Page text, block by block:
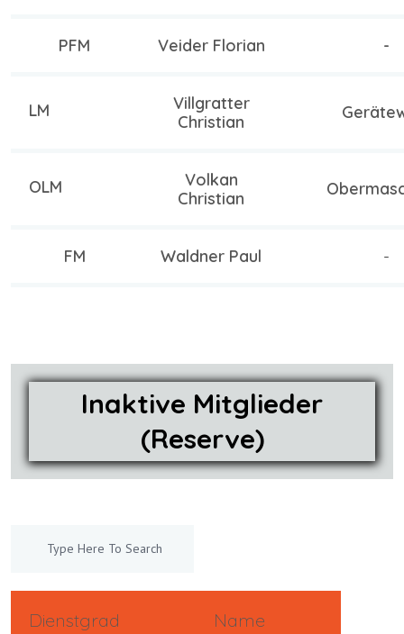
PFM Veider Florian -
LM
Villgratter
Christian
OLM
Volkan
Christian
FM Waldner Paul -
Inaktive Mitglieder
(Reserve)
Dienstgrad Name